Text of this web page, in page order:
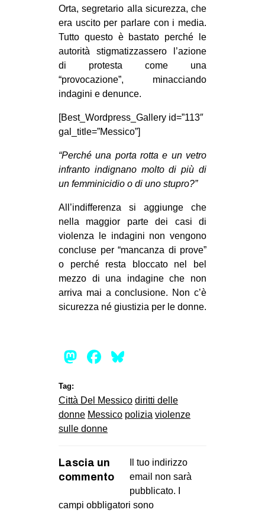
Orta, segretario alla sicurezza, che
era uscito per parlare con i media.
Tutto questo è bastato perché le
autorità stigmatizzassero l’azione
di protesta come una
“provocazione”, minacciando
indagini e denunce.
[Best_Wordpress_Gallery id=”113″
gal_title=”Messico”]
“Perché una porta rotta e un vetro
infranto indignano molto di più di
un femminicidio o di uno stupro?”
All’indifferenza si aggiunge che
nella maggior parte dei casi di
violenza le indagini non vengono
concluse per “mancanza di prove”
o perché resta bloccato nel bel
mezzo di una indagine che non
arriva mai a conclusione. Non c’è
sicurezza né giustizia per le donne.
Mastodon
Facebook
Tag:
Città Del Messico diritti delle
donne Messico polizia violenze
sulle donne
Lascia un
commento
Il tuo indirizzo
email non sarà
pubblicato.
campi obbligatori sono